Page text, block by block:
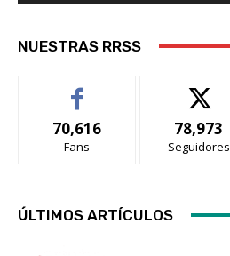
NUESTRAS RRSS
70,616
Fans
78,973
Seguidores
ÚLTIMOS ARTÍCULOS